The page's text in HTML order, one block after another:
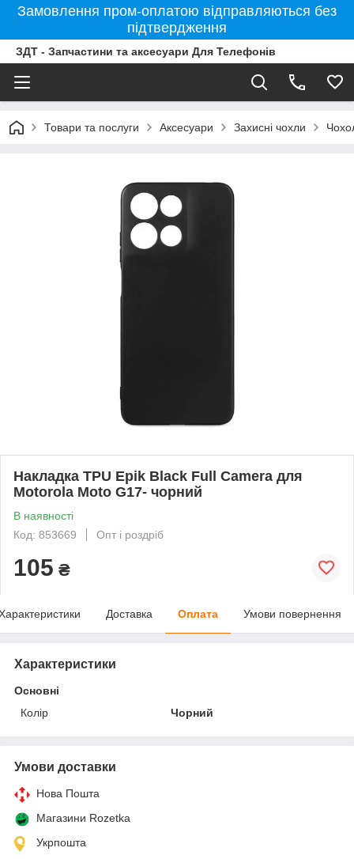
Замовлення пром-оплатою відправляються без
підтвердження
ЗДТ - Запчастини та аксесуари Для Телефонів
Товари та послуги Аксесуари Захисні чохли
Накладка TPU Epik Black Full Camera для
Motorola Moto G17- чорний
В наявності
Код: 853669
Опт і роздріб
105 ₴
Доставка Оплата Умови повернення
Характеристики
Основні
Колір
Чорний
Умови доставки
Нова Пошта
Магазини Rozetka
Укрпошта